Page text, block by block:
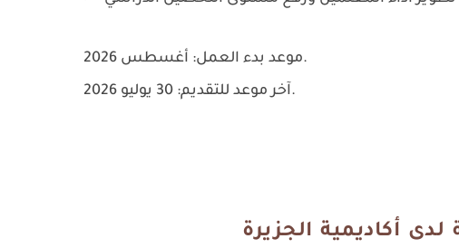
موعد بدء العمل:أغسطس 2026.
آخر موعد للتقديم:30 يوليو 2026.
لدى أكاديمية الجزيرة